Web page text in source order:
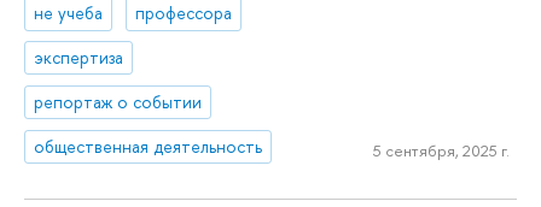
не учеба
профессора
экспертиза
репортаж о событии
общественная деятельность
5 сентября, 2025 г.